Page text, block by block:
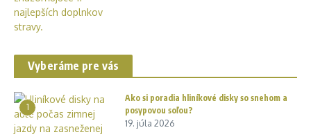
Vyberáme pre vás
1
Ako si poradia hliníkové disky so snehom a
posypovou soľou?
19. júla 2026